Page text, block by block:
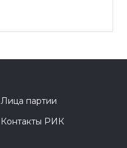
Лица партии
Контакты РИК